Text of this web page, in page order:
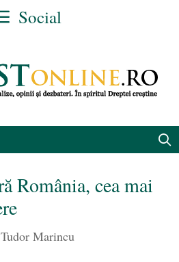
Social
România, cea mai
Tudor Marincu